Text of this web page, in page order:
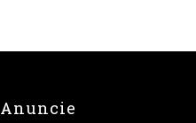
Anuncie